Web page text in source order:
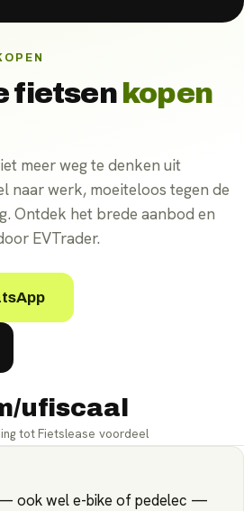
fietsen kopen
meer weg te denken uit
naar werk, moeiteloos tegen de
Ontdek het brede aanbod en
EVTrader.
u
tot
fiscaal
Fietslease voordeel
ook wel e-bike of pedelec —